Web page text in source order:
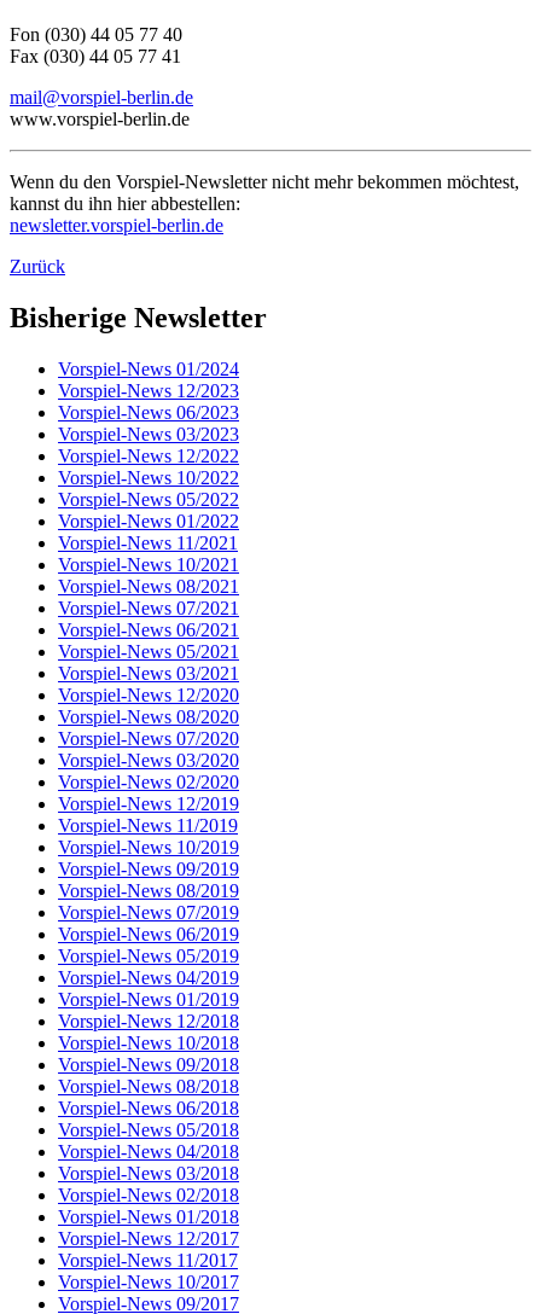
Fon (030) 44 05 77 40
Fax (030) 44 05 77 41
mail@vorspiel-berlin.de
www.vorspiel-berlin.de
Wenn du den Vorspiel-Newsletter nicht mehr bekommen möchtest,
kannst du ihn hier abbestellen:
newsletter.vorspiel-berlin.de
Zurück
Bisherige Newsletter
Vorspiel-News 01/2024
Vorspiel-News 12/2023
Vorspiel-News 06/2023
Vorspiel-News 03/2023
Vorspiel-News 12/2022
Vorspiel-News 10/2022
Vorspiel-News 05/2022
Vorspiel-News 01/2022
Vorspiel-News 11/2021
Vorspiel-News 10/2021
Vorspiel-News 08/2021
Vorspiel-News 07/2021
Vorspiel-News 06/2021
Vorspiel-News 05/2021
Vorspiel-News 03/2021
Vorspiel-News 12/2020
Vorspiel-News 08/2020
Vorspiel-News 07/2020
Vorspiel-News 03/2020
Vorspiel-News 02/2020
Vorspiel-News 12/2019
Vorspiel-News 11/2019
Vorspiel-News 10/2019
Vorspiel-News 09/2019
Vorspiel-News 08/2019
Vorspiel-News 07/2019
Vorspiel-News 06/2019
Vorspiel-News 05/2019
Vorspiel-News 04/2019
Vorspiel-News 01/2019
Vorspiel-News 12/2018
Vorspiel-News 10/2018
Vorspiel-News 09/2018
Vorspiel-News 08/2018
Vorspiel-News 06/2018
Vorspiel-News 05/2018
Vorspiel-News 04/2018
Vorspiel-News 03/2018
Vorspiel-News 02/2018
Vorspiel-News 01/2018
Vorspiel-News 12/2017
Vorspiel-News 11/2017
Vorspiel-News 10/2017
Vorspiel-News 09/2017